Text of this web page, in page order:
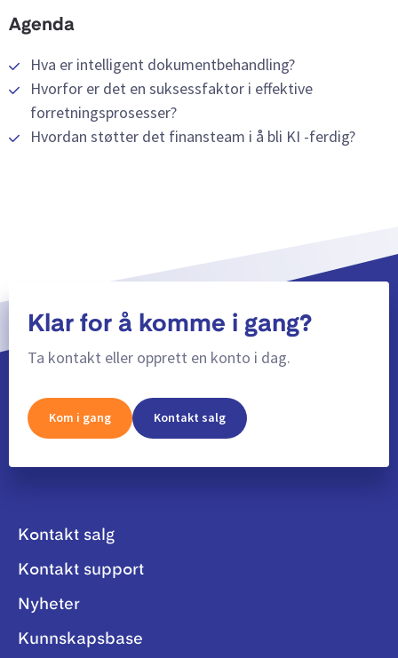
Agenda
Hva er intelligent dokumentbehandling?
Hvorfor er det en suksessfaktor i effektive
forretningsprosesser?
Hvordan støtter det finansteam i å bli KI -ferdig?
Klar for å komme i gang?
Ta kontakt eller opprett en konto i dag.
Kom i gang Kontakt salg
Kontakt salg
Kontakt support
Nyheter
Kunnskapsbase